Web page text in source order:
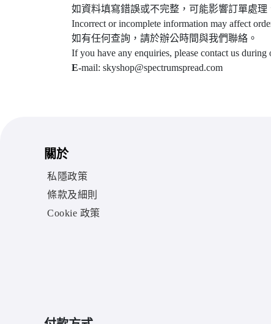
如資料填寫錯誤或不完整，可能影響訂單處
Incorrect or incomplete information may affect
如有任何查詢，請於辦公時間與我們聯絡。
If you have any enquiries, please contact us
E-mail: skyshop@spectrumspread.com
關於
私隱政策
條款及細則
Cookie 政策